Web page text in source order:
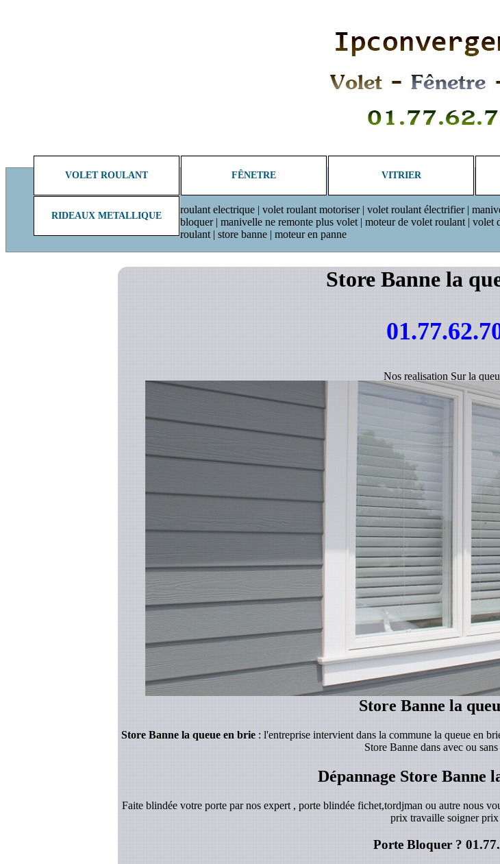
VOLET ROULANT FÊNETRE VITRIER
RIDEAUX METALLIQUE
roulant electrique | volet roulant motoriser | volet roulant électrifier |
bloquer | manivelle ne remonte plus volet | moteur de volet roulant |
roulant | store banne | moteur en panne
Store Banne la
Nos realisation Sur la
Store Banne la
Store Banne la queue en brie: l'entreprise intervient dans la commune la queue en
Store Banne dans avec ou
Dépannage Store Banne
Faite blindée votre porte par nos expert , porte blindée fichet,tordjman ou autre nous
prix travaille soigner prix
Porte Bloquer ?